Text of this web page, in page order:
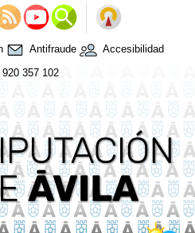
Antifraude
Accesibilidad
920 357 102